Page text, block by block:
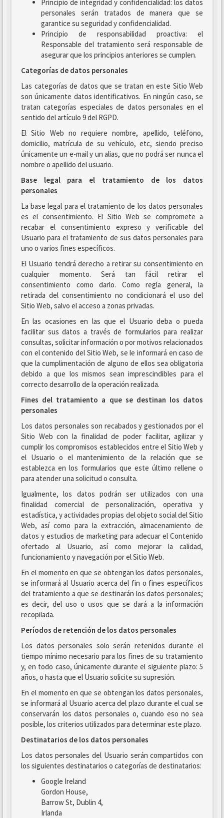
Principio de integridad y confidencialidad: los datos
personales serán tratados de manera que se
garantice su seguridad y confidencialidad.
Principio de responsabilidad proactiva: el
Responsable del tratamiento será responsable de
asegurar que los principios anteriores se cumplen.
Categorías de datos personales
Las categorías de datos que se tratan en este Sitio Web
son únicamente datos identificativos. En ningún caso, se
tratan categorías especiales de datos personales en el
sentido del artículo 9 del RGPD.
El Sitio Web no requiere nombre, apellido, teléfono,
domicilio, matrícula de su vehículo, etc, siendo preciso
únicamente un e-mail y un alias, que no podrá ser nunca el
nombre o apellido del usuario.
Base legal para el tratamiento de los datos
personales
La base legal para el tratamiento de los datos personales
es el consentimiento. El Sitio Web se compromete a
recabar el consentimiento expreso y verificable del
Usuario para el tratamiento de sus datos personales para
uno o varios fines específicos.
El Usuario tendrá derecho a retirar su consentimiento en
cualquier momento. Será tan fácil retirar el
consentimiento como darlo. Como regla general, la
retirada del consentimiento no condicionará el uso del
Sitio Web, salvo el acceso a zonas privadas.
En las ocasiones en las que el Usuario deba o pueda
facilitar sus datos a través de formularios para realizar
consultas, solicitar información o por motivos relacionados
con el contenido del Sitio Web, se le informará en caso de
que la cumplimentación de alguno de ellos sea obligatoria
debido a que los mismos sean imprescindibles para el
correcto desarrollo de la operación realizada.
Fines del tratamiento a que se destinan los datos
personales
Los datos personales son recabados y gestionados por el
Sitio Web con la finalidad de poder facilitar, agilizar y
cumplir los compromisos establecidos entre el Sitio Web y
el Usuario o el mantenimiento de la relación que se
establezca en los formularios que este último rellene o
para atender una solicitud o consulta.
Igualmente, los datos podrán ser utilizados con una
finalidad comercial de personalización, operativa y
estadística, y actividades propias del objeto social del Sitio
Web, así como para la extracción, almacenamiento de
datos y estudios de marketing para adecuar el Contenido
ofertado al Usuario, así como mejorar la calidad,
funcionamiento y navegación por el Sitio Web.
En el momento en que se obtengan los datos personales,
se informará al Usuario acerca del fin o fines específicos
del tratamiento a que se destinarán los datos personales;
es decir, del uso o usos que se dará a la información
recopilada.
Períodos de retención de los datos personales
Los datos personales solo serán retenidos durante el
tiempo mínimo necesario para los fines de su tratamiento
y, en todo caso, únicamente durante el siguiente plazo: 5
años, o hasta que el Usuario solicite su supresión.
En el momento en que se obtengan los datos personales,
se informará al Usuario acerca del plazo durante el cual se
conservarán los datos personales o, cuando eso no sea
posible, los criterios utilizados para determinar este plazo.
Destinatarios de los datos personales
Los datos personales del Usuario serán compartidos con
los siguientes destinatarios o categorías de destinatarios:
Google Ireland
Gordon House,
Barrow St, Dublin 4,
Irlanda